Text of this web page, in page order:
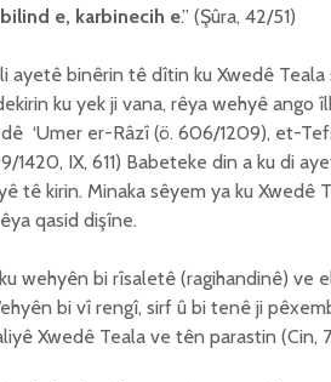
e, karbinecih e.” (Şûra, 42/51)
ayetê binêrin tê dîtin ku Xwedê
ku yek ji vana, rêya wehyê ango
‘Umer er-Râzî (ö. 606/1209), et-
1420, IX, 611) Babeteke din a ku di
tê kirin. Minaka sêyem ya ku Xwedê
qasid dişîne.
wehyên bi rîsaletê (ragihandinê) ve
bi vî rengî, sirf û bi tenê ji
Xwedê Teala ve tên parastin (Cin,